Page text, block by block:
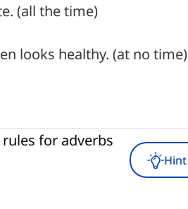
(all the time)
looks healthy. (at no time)
for adverbs
Hint